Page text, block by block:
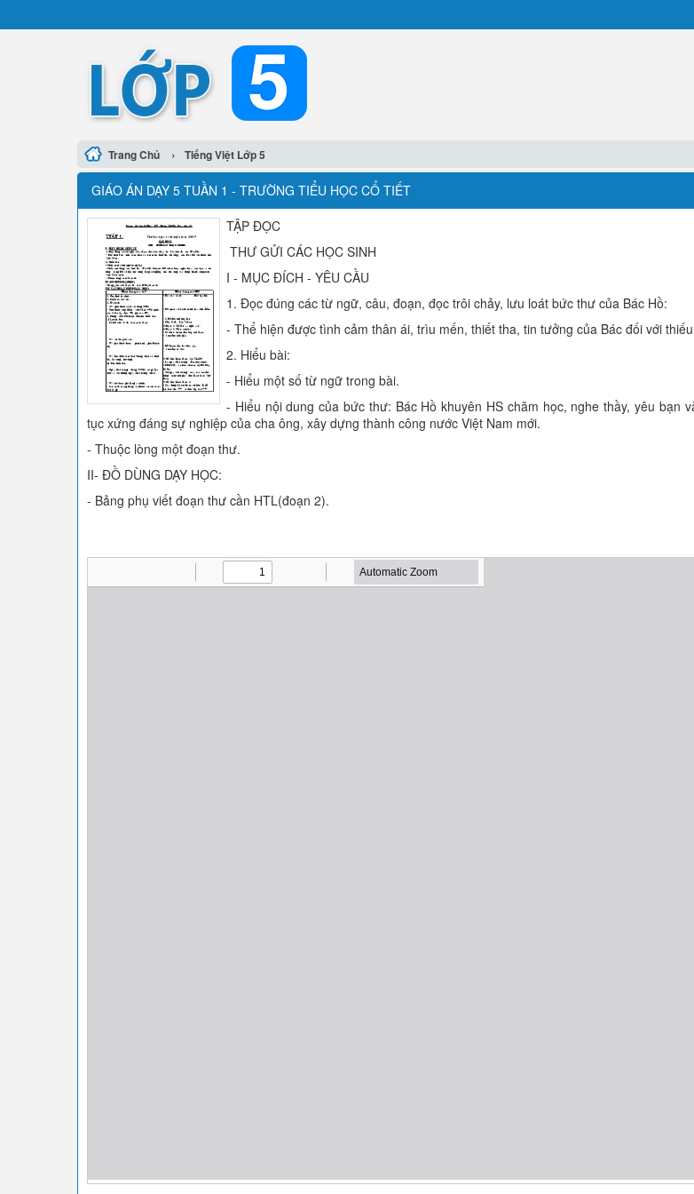
Trang Chủ › Tiếng Việt Lớp 5
GIÁO ÁN DẠY 5 TUẦN 1 - TRƯỜNG TIỂU HỌC CỔ TIẾT
TẬP ĐỌC
THƯ GỬI CÁC HỌC SINH
I - MỤC ĐÍCH - YÊU CẦU
1. Đọc đúng các từ ngữ, câu, đoạn, đọc trôi chảy, lưu loát bức thư của Bác Hồ:
- Thể hiện được tình cảm thân ái, trìu mến, thiết tha, tin tưởng của Bác đối với
2. Hiểu bài:
- Hiểu một số từ ngữ trong bài.
- Hiểu nội dung của bức thư: Bác Hồ khuyên HS chăm học, nghe thầy, yêu bạn
tục xứng đáng sự nghiệp của cha ông, xây dựng thành công nước Việt Nam mới.
- Thuộc lòng một đoạn thư.
II- ĐỒ DÙNG DẠY HỌC:
- Bảng phụ viết đoạn thư cần HTL(đoạn 2).